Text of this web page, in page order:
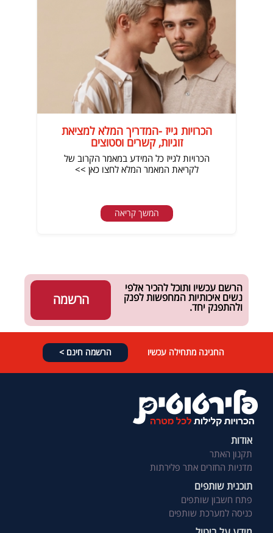
הכרויות גייז -המדריך המלא למציאת
זוגיות, קשרים וסטוצים
הכרויות לגייז כל המידע במאמר הקרוב של
לקריאת המאמר המלא לחצו כאן >>
המשך קריאה
הרשמה
הרשם עכשיו ותוכל להכיר אלפי
נשים איכותיות המחפשות לפנק
ולהתפנק יחד.
החגיגה מתחילה עכשיו הרשמה חינם >
אודות
תקנון האתר
מדניות החזרים אתר פלירתות
תוכנית שותפים
פתח חשבון שותפים
כניסה למערכת שותפים